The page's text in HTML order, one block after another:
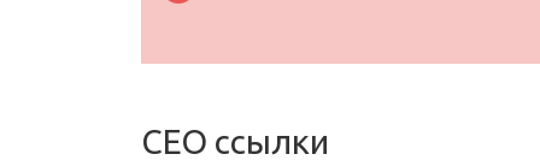
СЕО ссылки